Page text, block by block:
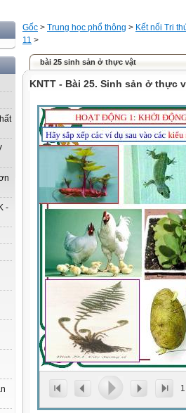
-
Gốc > Trung học phổ thông > Kết nối Tri
11 >
bài 25 sinh sản ở thực vật
KNTT - Bài 25. Sinh sản ở thực
1